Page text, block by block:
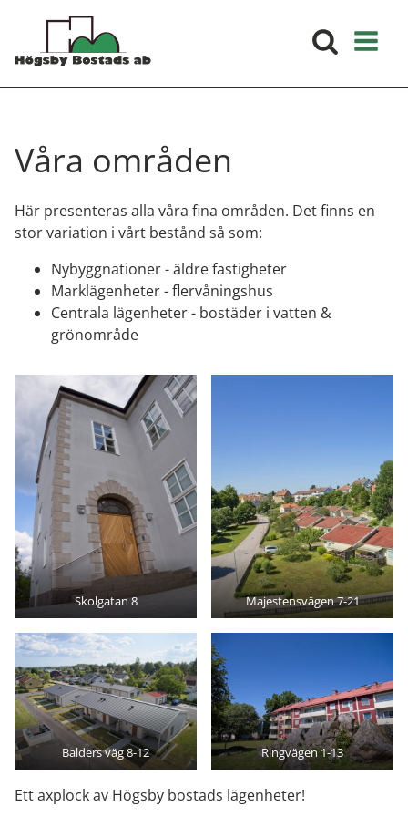
Våra områden
Här presenteras alla våra fina områden. Det finns en
stor variation i vårt bestånd så som:
Nybyggnationer - äldre fastigheter
Marklägenheter - flervåningshus
Centrala lägenheter - bostäder i vatten &
grönområde
Skolgatan 8 Majestensvägen 7-21
Balders väg 8-12 Ringvägen 1-13
Ett axplock av Högsby bostads lägenheter!